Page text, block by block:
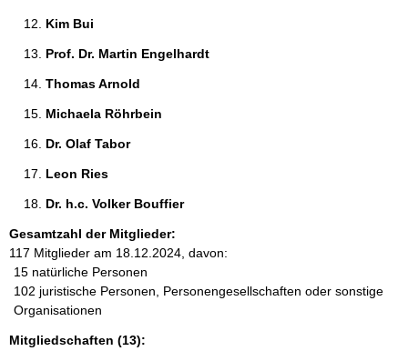
Kim Bui
Prof. Dr. Martin Engelhardt
Thomas Arnold
Michaela Röhrbein
Dr. Olaf Tabor
Leon Ries
Dr. h.c. Volker Bouffier
Gesamtzahl der Mitglieder:
117 Mitglieder am 18.12.2024, davon:
15 natürliche Personen
102 juristische Personen, Personengesellschaften oder sonstige
Organisationen
Mitgliedschaften (13):